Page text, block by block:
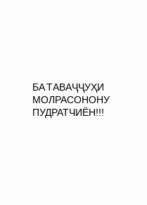
БА ТАВАҶҶУҲИ
МОЛРАСОНОНУ
ПУДРАТЧИЁН!!!